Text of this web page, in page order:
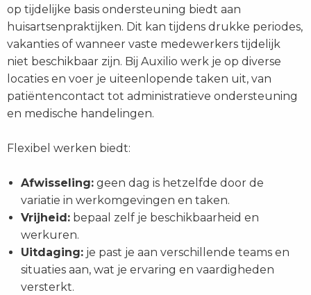
op tijdelijke basis ondersteuning biedt aan
huisartsenpraktijken. Dit kan tijdens drukke periodes,
vakanties of wanneer vaste medewerkers tijdelijk
niet beschikbaar zijn. Bij Auxilio werk je op diverse
locaties en voer je uiteenlopende taken uit, van
patiëntencontact tot administratieve ondersteuning
en medische handelingen.
Flexibel werken biedt:
Afwisseling: geen dag is hetzelfde door de
variatie in werkomgevingen en taken.
Vrijheid: bepaal zelf je beschikbaarheid en
werkuren.
Uitdaging: je past je aan verschillende teams en
situaties aan, wat je ervaring en vaardigheden
versterkt.